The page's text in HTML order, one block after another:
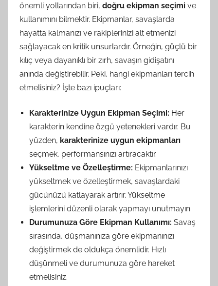
önemli yollarından biri, doğru ekipman seçimi ve
kullanımını bilmektir. Ekipmanlar, savaşlarda
hayatta kalmanızı ve rakiplerinizi alt etmenizi
sağlayacak en kritik unsurlardır. Örneğin, güçlü bir
kılıç veya dayanıklı bir zırh, savaşın gidişatını
anında değiştirebilir. Peki, hangi ekipmanları tercih
etmelisiniz? İşte bazı ipuçları:
Karakterinize Uygun Ekipman Seçimi: Her
karakterin kendine özgü yetenekleri vardır. Bu
yüzden, karakterinize uygun ekipmanları
seçmek, performansınızı artıracaktır.
Yükseltme ve Özelleştirme: Ekipmanlarınızı
yükseltmek ve özelleştirmek, savaşlardaki
gücünüzü katlayarak artırır. Yükseltme
işlemlerini düzenli olarak yapmayı unutmayın.
Durumunuza Göre Ekipman Kullanımı: Savaş
sırasında, düşmanınıza göre ekipmanınızı
değiştirmek de oldukça önemlidir. Hızlı
düşünmeli ve durumunuza göre hareket
etmelisiniz.